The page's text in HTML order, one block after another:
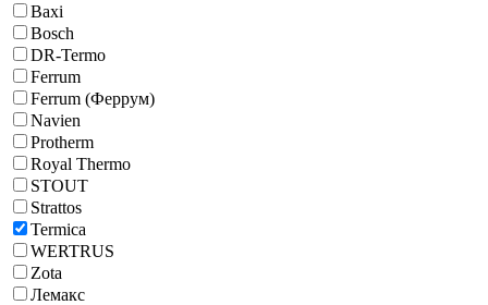
Baxi
Bosch
DR-Termo
Ferrum
Ferrum (Феррум)
Navien
Protherm
Royal Thermo
STOUT
Strattos
Termica
WERTRUS
Zota
Лемакс